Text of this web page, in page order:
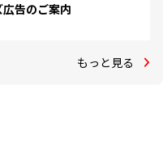
広告のご案内
もっと見る